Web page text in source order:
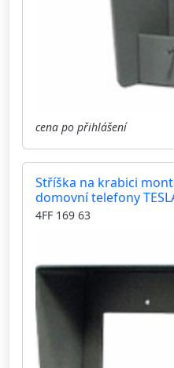
cena po přihlášení
Stříška na krabici
4FF 169 63